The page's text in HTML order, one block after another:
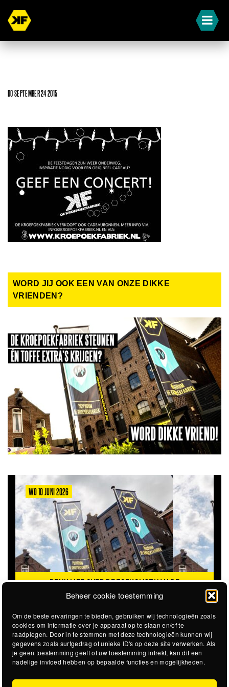
Beheer cookie toestemming
Om de beste ervaringen te bieden, gebruiken wij technologieën zoals
cookies om informatie over je apparaat op te slaan en/of te
raadplegen. Door in te stemmen met deze technologieën kunnen wij
gegevens zoals surfgedrag of unieke ID's op deze site verwerken. Als
je geen toestemming geeft of uw toestemming intrekt, kan dit een
nadelige invloed hebben op bepaalde functies en mogelijkheden.
DO SEPTEMBER 24 2015
WORD JIJ OOK EEN VAN ONZE DIKKE
VRIENDEN?
WO 10 JUNI 2026
DENK MEE OVER DE TOEKOMST VAN DE
KROEPOEKFABRIEK